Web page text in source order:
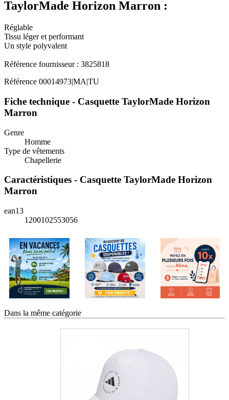
TaylorMade Horizon Marron :
Réglable
Tissu léger et performant
Un style polyvalent
Référence fournisseur : 3825818
Référence 00014973|MA|TU
Fiche technique - Casquette TaylorMade Horizon
Marron
Genre
Homme
Type de vêtements
Chapellerie
Caractéristiques - Casquette TaylorMade Horizon
Marron
ean13
1200102553056
Dans la même catégorie